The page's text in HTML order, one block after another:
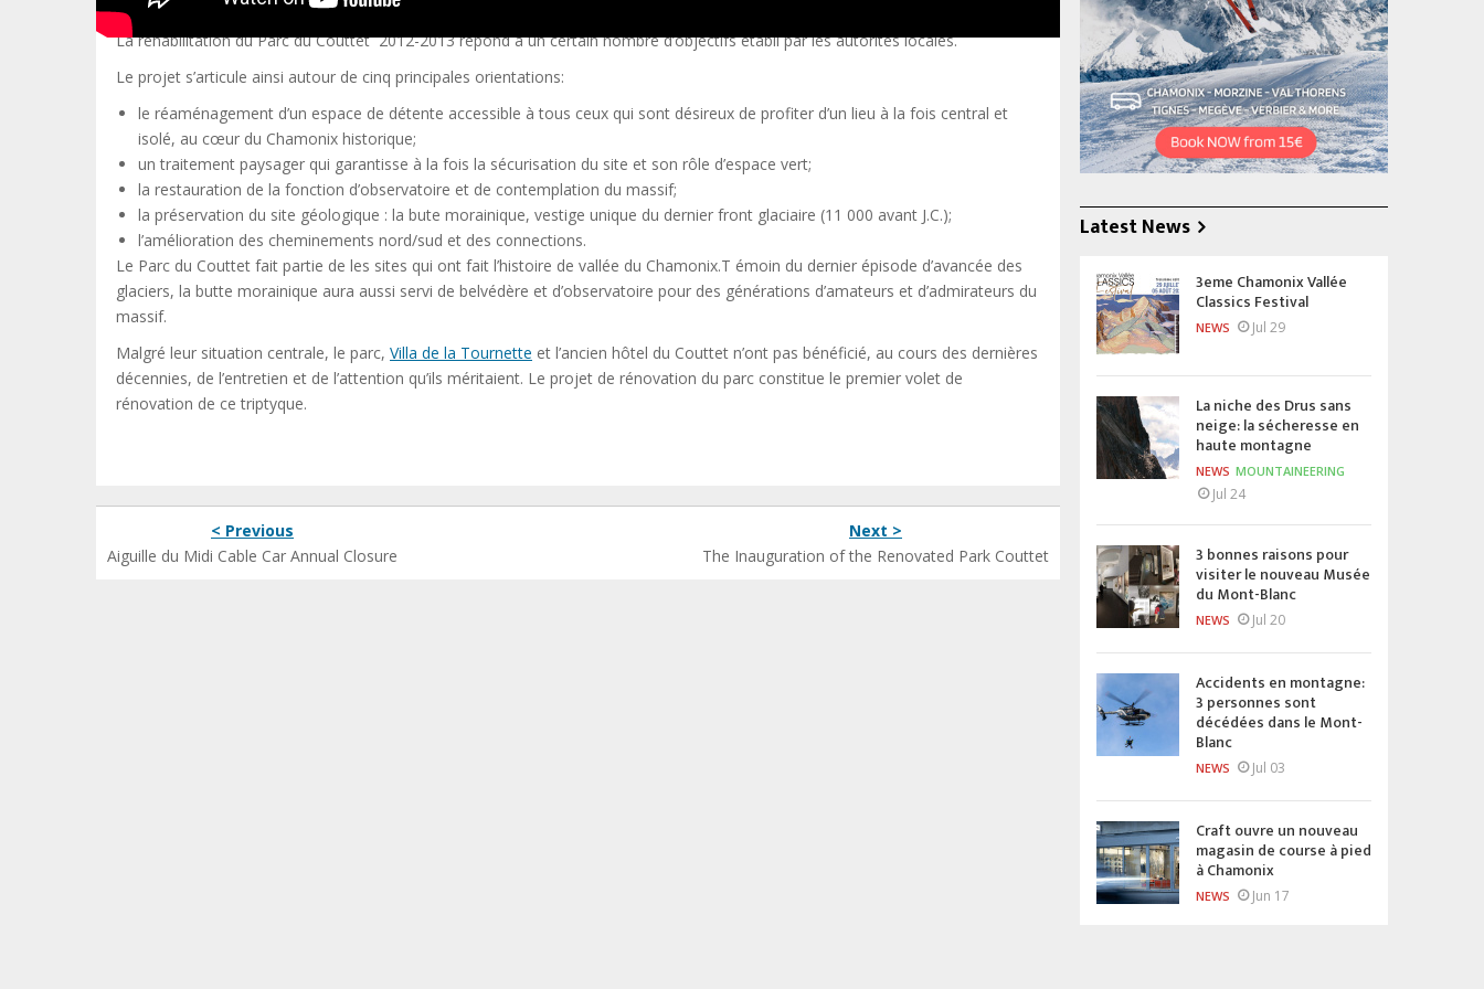
La réhabilitation du Parc du Couttet 2012-2013 répond à un certain nombre d’objectifs établi par les autorités locales.
Le projet s’articule ainsi autour de cinq principales orientations:
le réaménagement d’un espace de détente accessible à tous ceux qui sont désireux de profiter d’un lieu à la fois central et
isolé, au cœur du Chamonix historique;
un traitement paysager qui garantisse à la fois la sécurisation du site et son rôle d’espace vert;
la restauration de la fonction d’observatoire et de contemplation du massif;
la préservation du site géologique : la bute morainique, vestige unique du dernier front glaciaire (11 000 avant J.C.);
l’amélioration des cheminements nord/sud et des connections.
Le Parc du Couttet fait partie de les sites qui ont fait l’histoire de vallée du Chamonix.T émoin du dernier épisode d’avancée des
glaciers, la butte morainique aura aussi servi de belvédère et d’observatoire pour des générations d’amateurs et d’admirateurs du
massif.
Malgré leur situation centrale, le parc, Villa de la Tournette et l’ancien hôtel du Couttet n’ont pas bénéficié, au cours des dernières
décennies, de l’entretien et de l’attention qu’ils méritaient. Le projet de rénovation du parc constitue le premier volet de
rénovation de ce triptyque.
< Previous
Aiguille du Midi Cable Car Annual Closure
Next >
The Inauguration of the Renovated Park Couttet
Latest News
3eme Chamonix Vallée
Classics Festival
NEWS Jul 29
La niche des Drus sans
neige: la sécheresse en
haute montagne
NEWS MOUNTAINEERING
Jul 24
3 bonnes raisons pour
visiter le nouveau Musée
du Mont-Blanc
NEWS Jul 20
Accidents en montagne:
3 personnes sont
décédées dans le Mont-
Blanc
NEWS Jul 03
Craft ouvre un nouveau
magasin de course à pied
à Chamonix
NEWS Jun 17